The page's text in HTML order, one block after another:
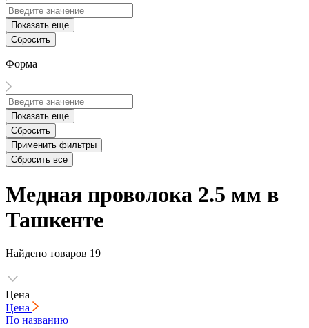
Показать еще
Сбросить
Форма
Показать еще
Сбросить
Применить фильтры
Сбросить все
Медная проволока 2.5 мм в
Ташкенте
Найдено товаров 19
Цена
Цена
По названию